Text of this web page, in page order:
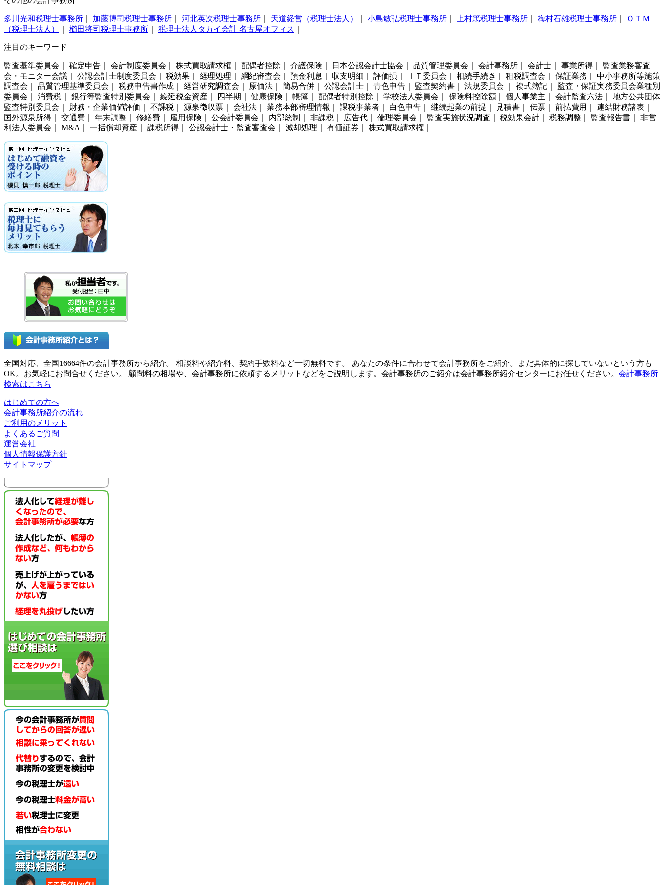
多川光和税理士事務所 加藤博司税理士事務所 河北英次税理士事務所 天道経営（税理士法人） 小島敏弘税理士事務所 上村篤税理士事務所 梅村石雄税理士事務所
ＯＴＭ
（税理士法人）
櫛田将司税理士事務所 税理士法人タカイ会計 名古屋オフィス
注目のキーワード
監査基準委員会｜ 確定申告｜ 会計制度委員会｜ 株式買取請求権｜ 配偶者控除｜ 介護保険｜ 日本公認会計士協会｜ 品質管理委員会｜ 会計事務所｜ 会計士｜ 事業所得｜ 監査業務審査
会・モニター会議｜ 公認会計士制度委員会｜ 税効果｜ 経理処理｜ 綱紀審査会｜ 預金利息｜ 収支明細｜ 評価損｜ ＩＴ委員会｜ 相続手続き｜ 租税調査会｜ 保証業務｜ 中小事務所等施策
調査会｜ 品質管理基準委員会｜ 税務申告書作成｜ 経営研究調査会｜ 原価法｜ 簡易合併｜ 公認会計士｜ 青色申告｜ 監査契約書｜ 法規委員会 ｜ 複式簿記｜ 監査・保証実務委員会業種別
委員会｜ 消費税｜ 銀行等監査特別委員会｜ 繰延税金資産｜ 四半期｜ 健康保険｜ 帳簿｜ 配偶者特別控除｜ 学校法人委員会｜ 保険料控除額｜ 個人事業主｜ 会計監査六法｜ 地方公共団体
監査特別委員会｜ 財務・企業価値評価｜ 不課税｜ 源泉徴収票｜ 会社法｜ 業務本部審理情報｜ 課税事業者｜ 白色申告｜ 継続起業の前提｜ 見積書｜ 伝票｜ 前払費用｜ 連結財務諸表｜
国外源泉所得｜ 交通費｜ 年末調整｜ 修繕費｜ 雇用保険｜ 公会計委員会｜ 内部統制｜ 非課税｜ 広告代｜ 倫理委員会｜ 監査実施状況調査｜ 税効果会計｜ 税務調整｜ 監査報告書｜ 非営
利法人委員会｜ M&A｜ 一括償却資産｜ 課税所得｜ 公認会計士・監査審査会｜ 滅却処理｜ 有価証券｜ 株式買取請求権｜
全国対応、全国16664件の会計事務所から紹介。 相談料や紹介料、契約手数料など一切無料です。 あなたの条件に合わせて会計事務所をご紹介。まだ具体的に探していないという方も
OK。お気軽にお問合せください。 顧問料の相場や、会計事務所に依頼するメリットなどをご説明します。会計事務所のご紹介は会計事務所紹介センターにお任せください。 会計事務所
検索はこちら
はじめての方へ
会計事務所紹介の流れ
ご利用のメリット
よくあるご質問
運営会社
個人情報保護方針
サイトマップ